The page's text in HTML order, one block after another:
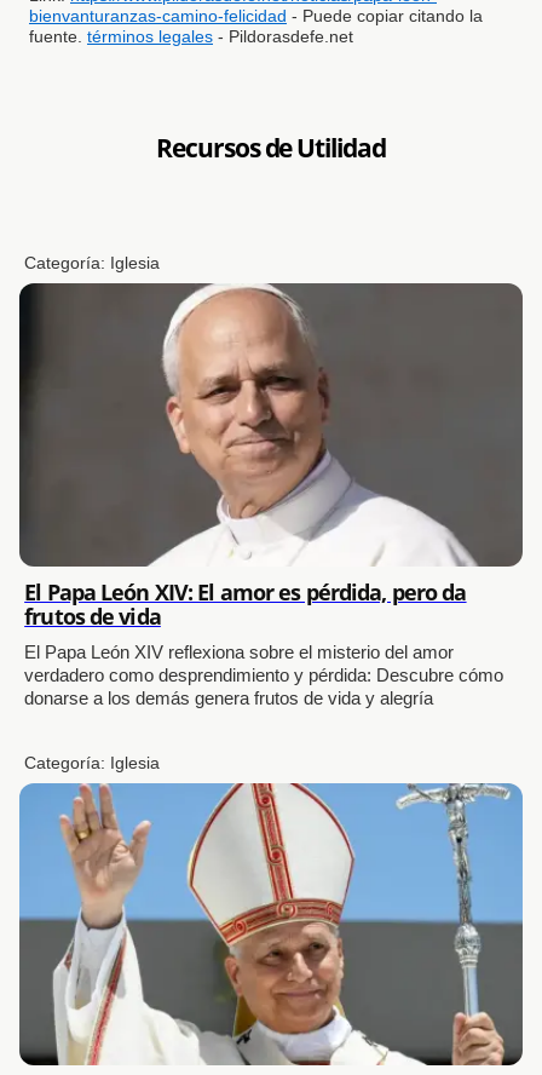
bienvanturanzas-camino-felicidad - Puede copiar citando la
fuente. términos legales - Pildorasdefe.net
Recursos de Utilidad
Categoría: Iglesia
El Papa León XIV: El amor es pérdida, pero da
frutos de vida
El Papa León XIV reflexiona sobre el misterio del amor
verdadero como desprendimiento y pérdida: Descubre cómo
donarse a los demás genera frutos de vida y alegría
Categoría: Iglesia